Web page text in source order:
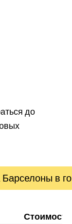
до
Барселоны в
Стоимость